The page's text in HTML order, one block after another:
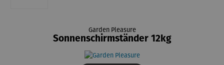
Garden Pleasure
Sonnenschirmständer 12kg